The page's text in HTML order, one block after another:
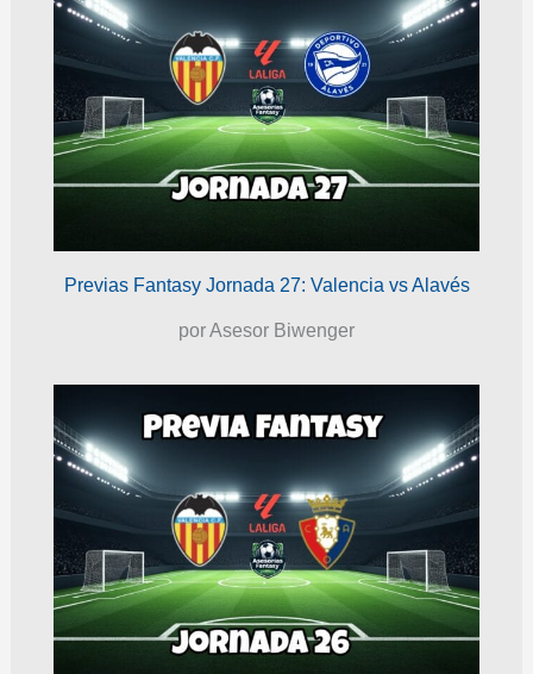
Previas Fantasy Jornada 27: Valencia vs Alavés
por Asesor Biwenger